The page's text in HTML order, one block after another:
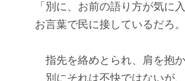
「別に、お前の語り方が気に
お言葉で民に接しているだろ
指先を絡めとられ、肩を抱か
別にそれは不快ではないが